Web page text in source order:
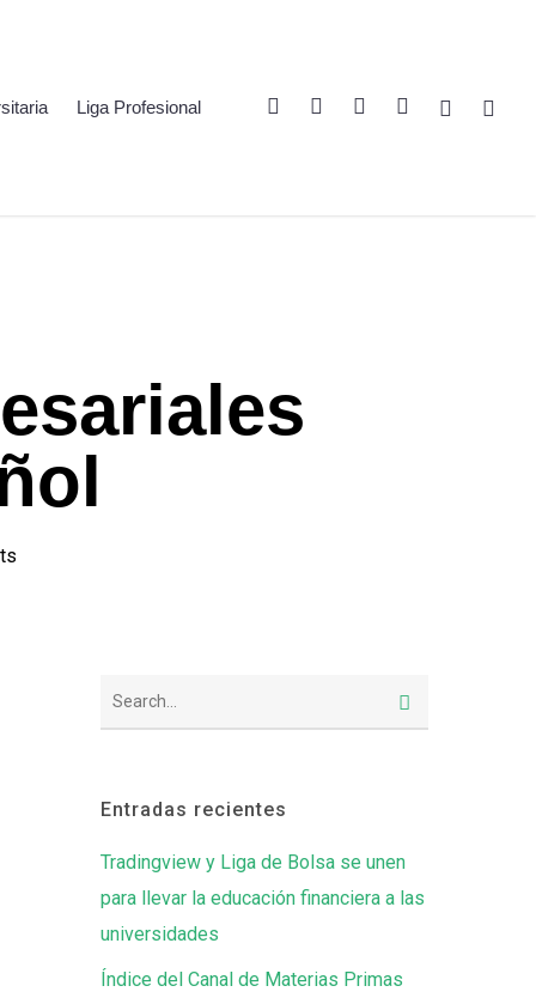
Liga Profesional Twitter LinkedinYoutubeInstagramSpotify Twitch
Entradas recientes
Tradingview y Liga de Bolsa se unen
para llevar la educación financiera a las
universidades
Índice del Canal de Materias Primas